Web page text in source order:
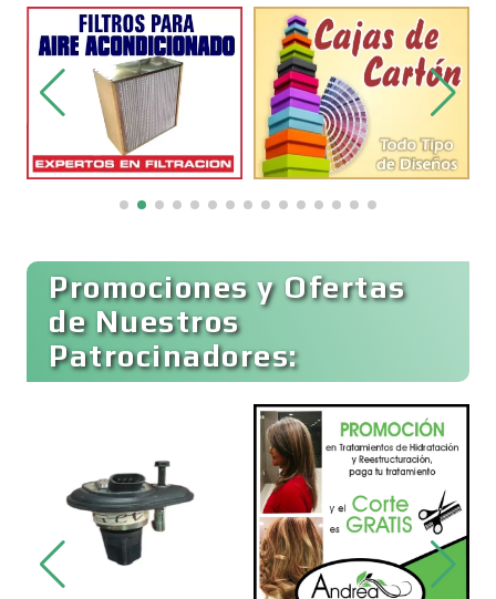
Belleza
Bordados y Estampados
Cafeterías
Cámaras de Comercio
Promociones y Ofertas
de Nuestros
Patrocinadores: